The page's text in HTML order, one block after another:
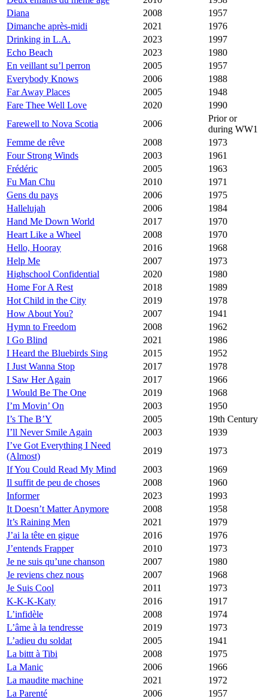
Diana
2008
1957
Dimanche après-midi
2021
1976
Drinking in L.A.
2023
1997
Echo Beach
2023
1980
En veillant su’l perron
2005
1957
Everybody Knows
2006
1988
Far Away Places
2005
1948
Fare Thee Well Love
2020
1990
Farewell to Nova Scotia
2006
Prior or
during WW1
Femme de rêve
2008
1973
Four Strong Winds
2003
1961
Frédéric
2005
1963
Fu Man Chu
2010
1971
Gens du pays
2006
1975
Hallelujah
2006
1984
Hand Me Down World
2017
1970
Heart Like a Wheel
2008
1970
Hello, Hooray
2016
1968
Help Me
2007
1973
Highschool Confidential
2020
1980
Home For A Rest
2018
1989
Hot Child in the City
2019
1978
How About You?
2007
1941
Hymn to Freedom
2008
1962
I Go Blind
2021
1986
I Heard the Bluebirds Sing
2015
1952
I Just Wanna Stop
2017
1978
I Saw Her Again
2017
1966
I Would Be The One
2019
1968
I’m Movin’ On
2003
1950
I’s The B’Y
2005
19th Century
I’ll Never Smile Again
2003
1939
I’ve Got Everything I Need
(Almost)
2019
1973
If You Could Read My Mind
2003
1969
Il suffit de peu de choses
2008
1960
Informer
2023
1993
It Doesn’t Matter Anymore
2008
1958
It’s Raining Men
2021
1979
J’ai la tête en gigue
2016
1976
J’entends Frapper
2010
1973
Je ne suis qu’une chanson
2007
1980
Je reviens chez nous
2007
1968
Je Suis Cool
2011
1973
K-K-K-Katy
2016
1917
L’infidèle
2008
1974
L’âme à la tendresse
2019
1973
L’adieu du soldat
2005
1941
La bittt à Tibi
2008
1975
La Manic
2006
1966
La maudite machine
2021
1972
La Parenté
2006 1957